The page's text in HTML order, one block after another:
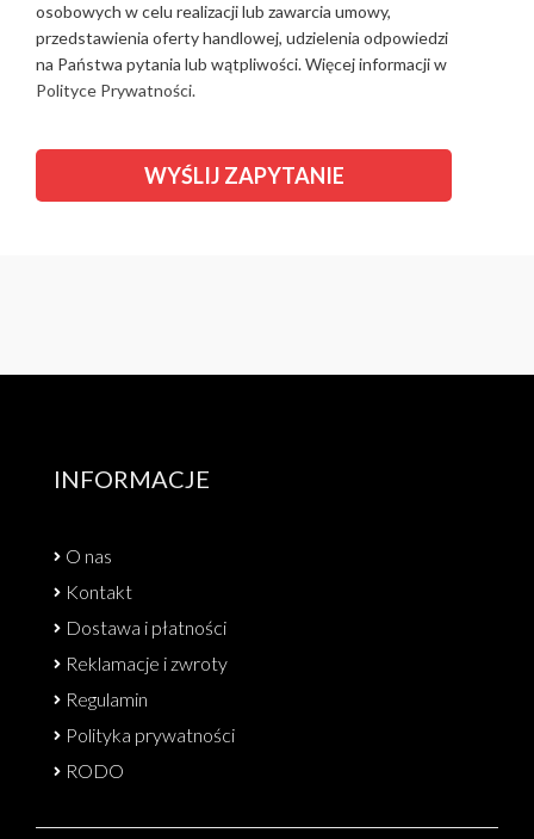
osobowych w celu realizacji lub zawarcia umowy,
przedstawienia oferty handlowej, udzielenia odpowiedzi
na Państwa pytania lub wątpliwości. Więcej informacji w
Polityce Prywatności.
INFORMACJE
O nas
Kontakt
Dostawa i płatności
Reklamacje i zwroty
Regulamin
Polityka prywatności
RODO